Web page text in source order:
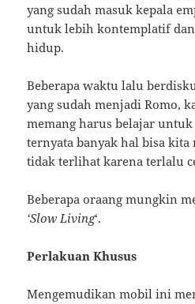
yang sudah masuk kepala
untuk lebih kontemplatif
hidup.
Beberapa waktu lalu
yang sudah menjadi Romo,
memang harus belajar
ternyata banyak hal bisa
tidak terlihat karena terlalu
Beberapa oraang mungkin
‘Slow Living‘.
Perlakuan Khusus
Mengemudikan mobil ini